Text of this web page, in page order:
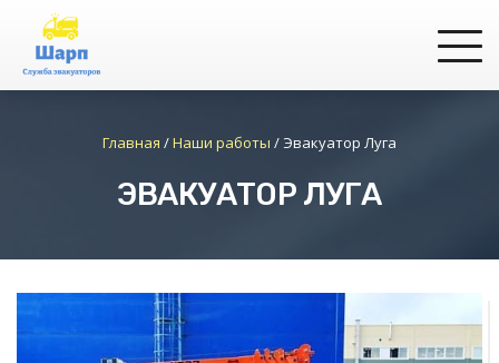
Главная /Наши работы / Эвакуатор Луга
ЭВАКУАТОР ЛУГА